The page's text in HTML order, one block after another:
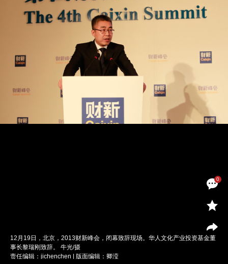
0
12月19日，北京，2013财新峰会，闭幕致辞现场。华人文化产业投资基金董
事长黎瑞刚致辞。 牛光/摄
责任编辑：jichenchen | 版面编辑：卿滢